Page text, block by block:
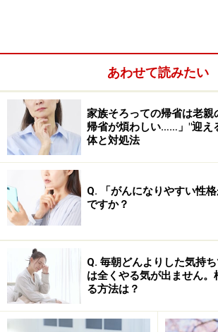
永遠の少年が「正義のヒーロ
わけ
「永遠の少年」とは、無意識の中に存
見がちな少年の心を表す元型です。た
メを見て「オレも正義のために闘うカ
りたい！」と願う男は、永遠の少年の
いると考えられます。
大きな夢を持ち、肯定的な自己イメー
とはとても良いことです。しかし、空
で、実際の行動が伴わないのは問題で
空想の世界に埋没し、現実世界から後
永遠の青年の典型的な行動パターンな
あわせて読みたい
家族そろっての帰省は老親
帰省が煩わしい……」"迎え
体と対処法
Q. 「がんになりやすい性
ですか？
Q. 毎朝どんよりした気持
は全くやる気が出ません。
る方法は？